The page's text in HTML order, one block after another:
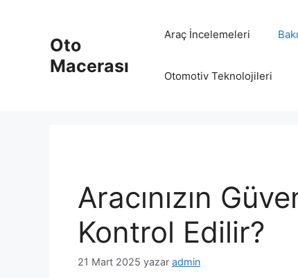
Oto
Macerası
Araç İncelemeleri
Otomotiv Teknolojileri
Aracınızın
Kontrol Edilir?
21 Mart 2025 yazar admin